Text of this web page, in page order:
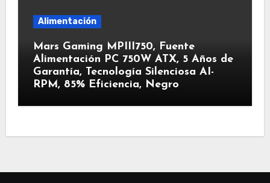
Alimentación
Mars Gaming MPIII750, Fuente
Alimentación PC 750W ATX, 5 Años de
Garantía, Tecnología Silenciosa AI-
RPM, 85% Eficiencia, Negro